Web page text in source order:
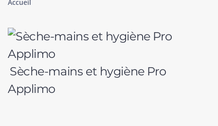
Accueil
Sèche-mains et hygiène Pro
Applimo